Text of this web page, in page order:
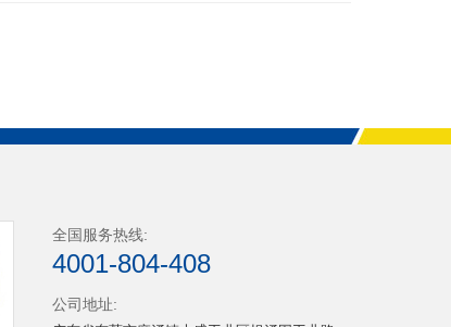
全国服务热线:
4001-804-408
公司地址: